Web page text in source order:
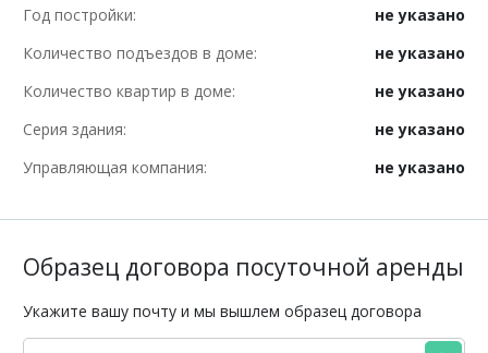
Год постройки:
не указано
Количество подъездов в доме:
не указано
Количество квартир в доме:
не указано
Серия здания:
не указано
Управляющая компания:
не указано
Образец договора посуточной аренды
Укажите вашу почту и мы вышлем образец договора